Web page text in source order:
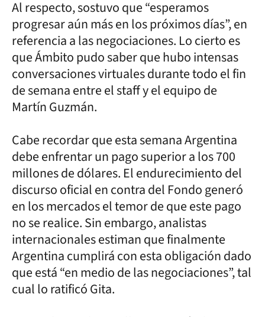
Al respecto, sostuvo que “esperamos
progresar aún más en los próximos días”, en
referencia a las negociaciones. Lo cierto es
que Ámbito pudo saber que hubo intensas
conversaciones virtuales durante todo el fin
de semana entre el staff y el equipo de
Martín Guzmán.
Cabe recordar que esta semana Argentina
debe enfrentar un pago superior a los 700
millones de dólares. El endurecimiento del
discurso oficial en contra del Fondo generó
en los mercados el temor de que este pago
no se realice. Sin embargo, analistas
internacionales estiman que finalmente
Argentina cumplirá con esta obligación dado
que está “en medio de las negociaciones”, tal
cual lo ratificó Gita.